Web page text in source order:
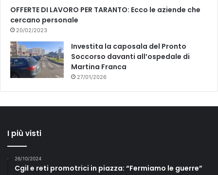
OFFERTE DI LAVORO PER TARANTO: Ecco le aziende che
cercano personale
20/02/2023
Investita la caposala del Pronto
Soccorso davanti all’ospedale di
Martina Franca
27/01/2026
I più visti
26/10/2024
Cgil e reti promotrici in piazza: “Fermiamo le guerre”